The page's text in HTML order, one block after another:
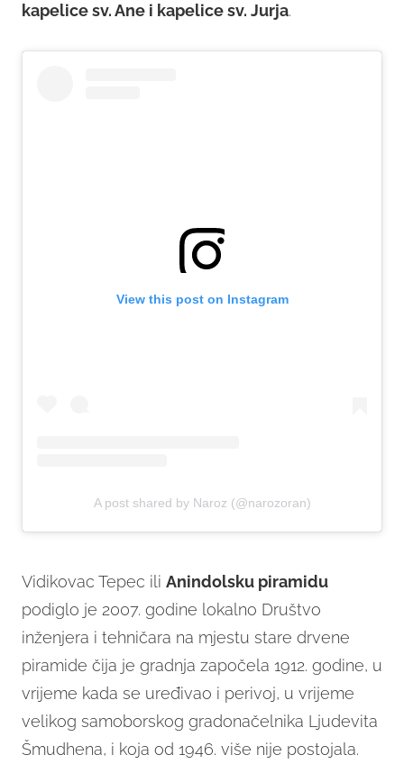
kapelice sv. Ane i kapelice sv. Jurja.
View this post on Instagram
A post shared by Naroz (@narozoran)
Vidikovac Tepec ili Anindolsku piramidu
podiglo je 2007. godine lokalno Društvo
inženjera i tehničara na mjestu stare drvene
piramide čija je gradnja započela 1912. godine, u
vrijeme kada se uređivao i perivoj, u vrijeme
velikog samoborskog gradonačelnika Ljudevita
Šmudhena, i koja od 1946. više nije postojala.